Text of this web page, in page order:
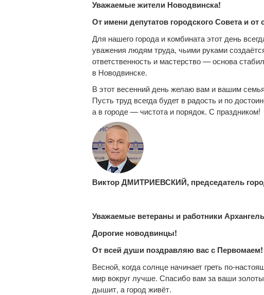
Уважаемые жители Новодвинска!
От имени депутатов городского Совета и
Для нашего города и комбината этот день
уважения людям труда, чьими руками
ответственность и мастерство — основа
в Новодвинске.
В этот весенний день желаю вам и вашим
Пусть труд всегда будет в радость и по
а в городе — чистота и порядок. С праздником!
Виктор ДМИТРИЕВСКИЙ, председатель
Уважаемые ветераны и работники
Дорогие новодвинцы!
От всей души поздравляю вас с Первомаем!
Весной, когда солнце начинает греть по-
мир вокруг лучше. Спасибо вам за ваши
дышит, а город живёт.